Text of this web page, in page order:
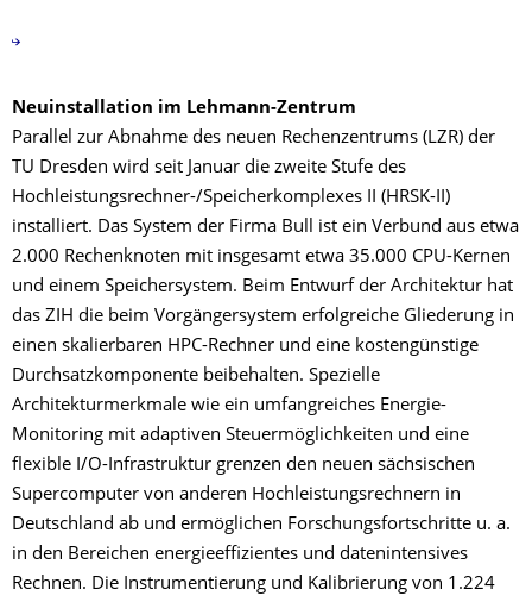
Neuinstallation im Lehmann-Zentrum
Parallel zur Abnahme des neuen Rechenzentrums (LZR) der
TU Dresden wird seit Januar die zweite Stufe des
Hochleistungsrechner-/Speicherkomplexes II (HRSK-II)
installiert. Das System der Firma Bull ist ein Verbund aus etwa
2.000 Rechenknoten mit insgesamt etwa 35.000 CPU-Kernen
und einem Speichersystem. Beim Entwurf der Architektur hat
das ZIH die beim Vorgängersystem erfolgreiche Gliederung in
einen skalierbaren HPC-Rechner und eine kostengünstige
Durchsatzkomponente beibehalten. Spezielle
Architekturmerkmale wie ein umfangreiches Energie-
Monitoring mit adaptiven Steuermöglichkeiten und eine
flexible I/O-Infrastruktur grenzen den neuen sächsischen
Supercomputer von anderen Hochleistungsrechnern in
Deutschland ab und ermöglichen Forschungsfortschritte u. a.
in den Bereichen energieeffizientes und datenintensives
Rechnen. Die Instrumentierung und Kalibrierung von 1.224